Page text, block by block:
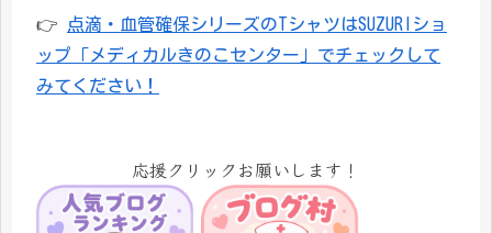
👉
点滴・血管確保シリーズのTシャツはSUZURIショ
ップ「メディカルきのこセンター」でチェックして
みてください！
応援クリックお願いします！